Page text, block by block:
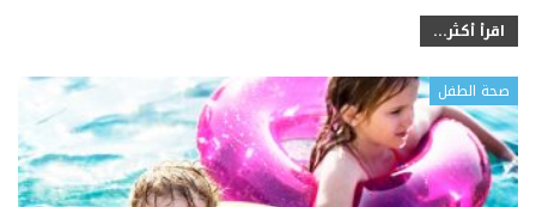
اقرأ أكثر...
صحة الطفل